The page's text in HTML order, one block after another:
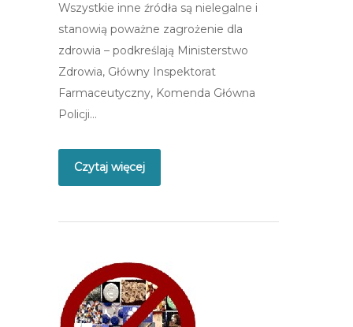
Wszystkie inne źródła są nielegalne i
stanowią poważne zagrożenie dla
zdrowia – podkreślają Ministerstwo
Zdrowia, Główny Inspektorat
Farmaceutyczny, Komenda Główna
Policji…
Czytaj więcej